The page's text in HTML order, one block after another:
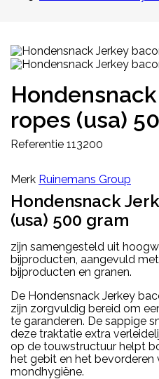
ropes (usa)
Referentie 113200
Merk Ruinemans Group
Hondensnack
(usa) 500 gram
zijn samengesteld uit
bijproducten, aangevuld
bijproducten en granen.
De Hondensnack Jerkey
zijn zorgvuldig bereid om
te garanderen. De sappige
deze traktatie extra
op de touwstructuur helpt
het gebit en het bevorderen
mondhygiëne.